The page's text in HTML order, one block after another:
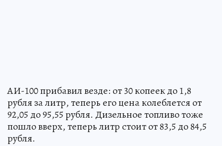
АИ-100 прибавил везде: от 30 копеек до 1,8
рубля за литр, теперь его цена колеблется от
92,05 до 95,55 рубля. Дизельное топливо тоже
пошло вверх, теперь литр стоит от 83,5 до 84,5
рубля.